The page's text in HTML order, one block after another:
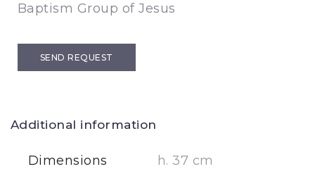
Baptism Group of Jesus
SEND REQUEST
Additional information
Dimensions h. 37 cm